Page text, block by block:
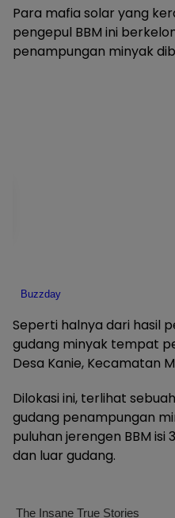
Para mafia solar yang
pengepul BBM ini
penampungan minyak
Seperti halnya dari hasil
gudang minyak tempat
Desa Kanie, Kecamatan
Dilokasi ini, terlihat
gudang penampungan
puluhan jerengen BBM
dan luar gudang.